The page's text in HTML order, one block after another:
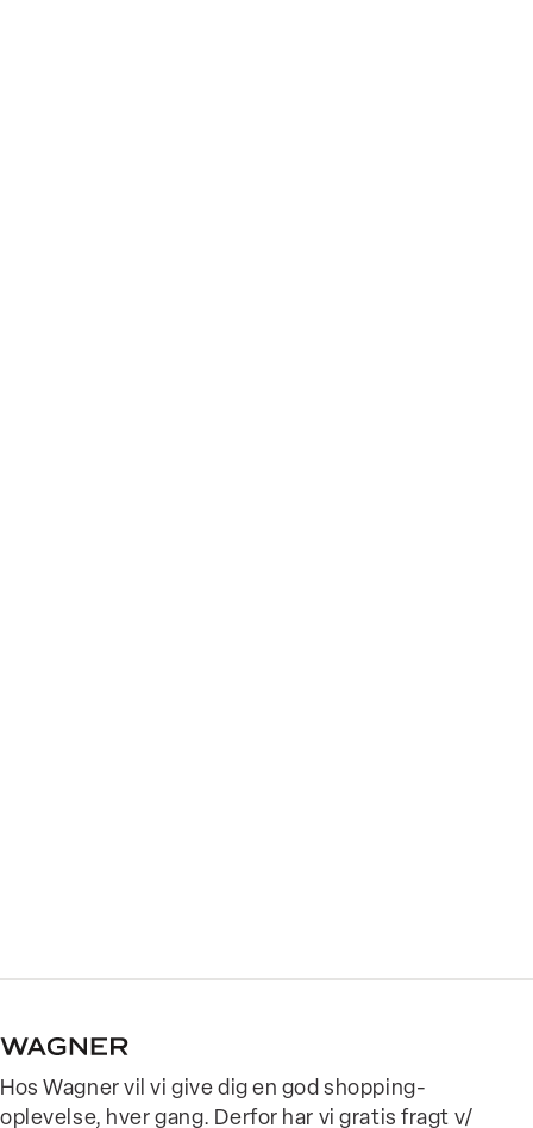
Hos Wagner vil vi give dig en god shopping-
oplevelse, hver gang. Derfor har vi gratis fragt v/